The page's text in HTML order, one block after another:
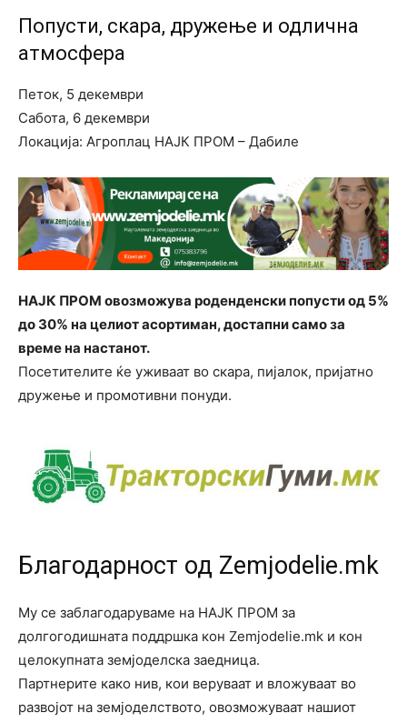
Попусти, скара, дружење и одлична
атмосфера
Петок, 5 декември
Сабота, 6 декември
Локација: Агроплац НАЈК ПРОМ – Дабиле
НАЈК ПРОМ овозможува роденденски попусти од 5%
до 30% на целиот асортиман, достапни само за
време на настанот.
Посетителите ќе уживаат во скара, пијалок, пријатно
дружење и промотивни понуди.
Благодарност од Zemjodelie.mk
Му се заблагодаруваме на НАЈК ПРОМ за
долгогодишната поддршка кон Zemjodelie.mk и кон
целокупната земјоделска заедница.
Партнерите како нив, кои веруваат и вложуваат во
развојот на земјоделството, овозможуваат нашиот